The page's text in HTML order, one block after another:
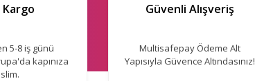
Kargo
5-8 iş günü
kapınıza
Güvenli Alışveriş
Multisafepay Ödeme Alt
Yapısıyla Güvence Altındasınız!